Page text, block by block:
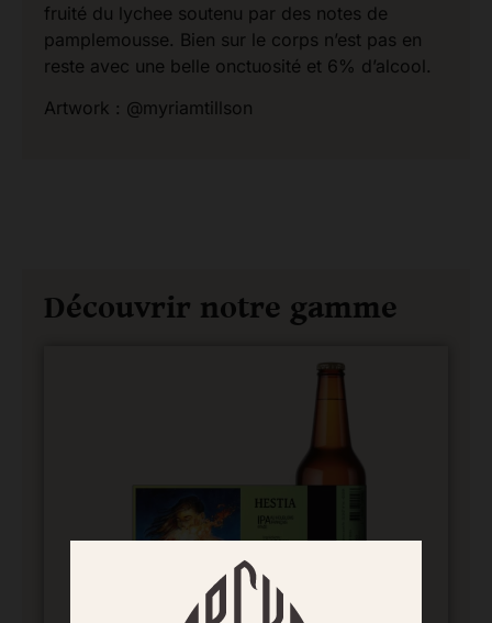
fruité du lychee soutenu par des notes de
pamplemousse. Bien sur le corps n’est pas en
reste avec une belle onctuosité et 6% d’alcool.
Artwork : @myriamtillson
Découvrir notre gamme